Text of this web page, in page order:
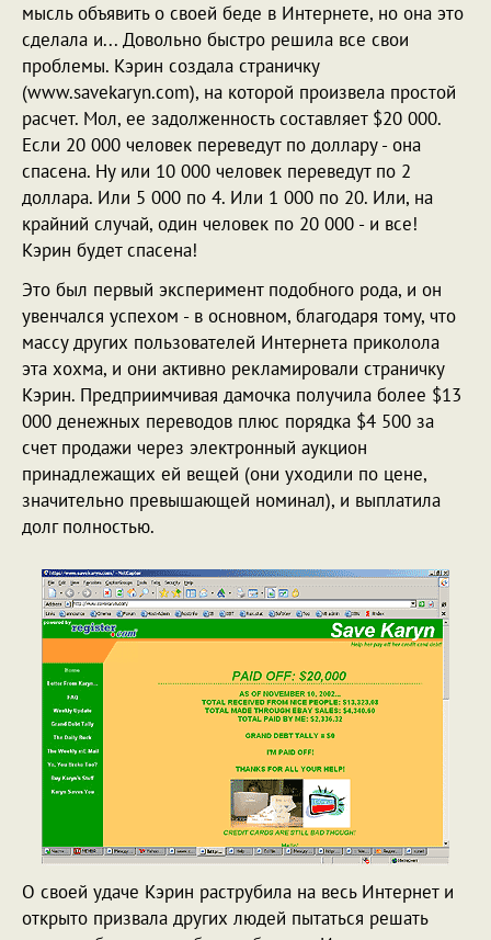
мысль объявить о своей беде в Интернете, но она это
сделала и... Довольно быстро решила все свои
проблемы. Кэрин создала страничку
(www.savekaryn.com), на которой произвела простой
расчет. Мол, ее задолженность составляет $20 000.
Если 20 000 человек переведут по доллару - она
спасена. Ну или 10 000 человек переведут по 2
доллара. Или 5 000 по 4. Или 1 000 по 20. Или, на
крайний случай, один человек по 20 000 - и все!
Кэрин будет спасена!
Это был первый эксперимент подобного рода, и он
увенчался успехом - в основном, благодаря тому, что
массу других пользователей Интернета приколола
эта хохма, и они активно рекламировали страничку
Кэрин. Предприимчивая дамочка получила более $13
000 денежных переводов плюс порядка $4 500 за
счет продажи через электронный аукцион
принадлежащих ей вещей (они уходили по цене,
значительно превышающей номинал), и выплатила
долг полностью.
О своей удаче Кэрин раструбила на весь Интернет и
открыто призвала других людей пытаться решать